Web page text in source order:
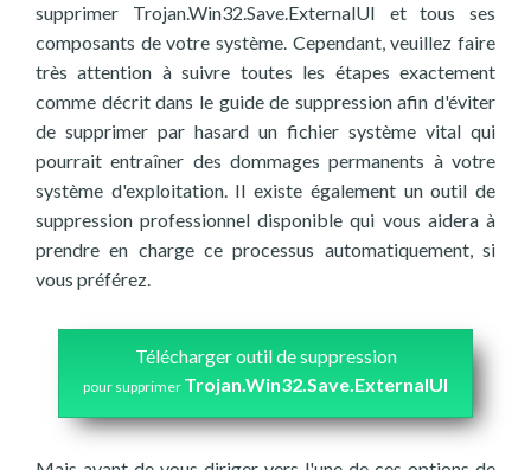
supprimer Trojan.Win32.Save.ExternalUI et tous ses
composants de votre système. Cependant, veuillez faire
très attention à suivre toutes les étapes exactement
comme décrit dans le guide de suppression afin d'éviter
de supprimer par hasard un fichier système vital qui
pourrait entraîner des dommages permanents à votre
système d'exploitation. Il existe également un outil de
suppression professionnel disponible qui vous aidera à
prendre en charge ce processus automatiquement, si
vous préférez.
Télécharger outil de suppression
pour supprimer Trojan.Win32.Save.ExternalUI